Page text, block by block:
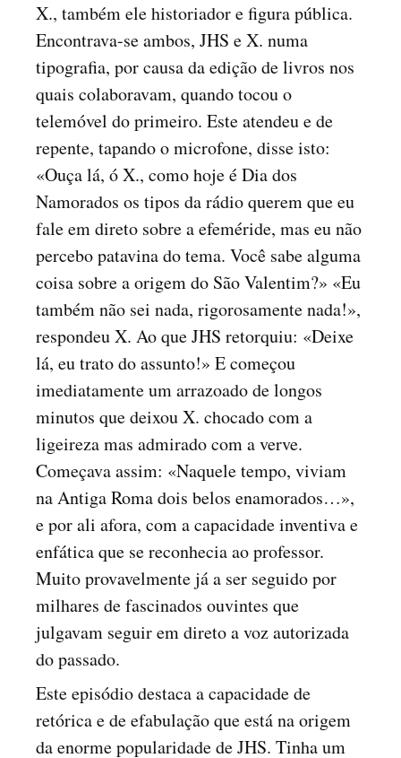
X., também ele historiador e figura pública.
Encontrava-se ambos, JHS e X. numa
tipografia, por causa da edição de livros nos
quais colaboravam, quando tocou o
telemóvel do primeiro. Este atendeu e de
repente, tapando o microfone, disse isto:
«Ouça lá, ó X., como hoje é Dia dos
Namorados os tipos da rádio querem que eu
fale em direto sobre a efeméride, mas eu não
percebo patavina do tema. Você sabe alguma
coisa sobre a origem do São Valentim?» «Eu
também não sei nada, rigorosamente nada!»,
respondeu X. Ao que JHS retorquiu: «Deixe
lá, eu trato do assunto!» E começou
imediatamente um arrazoado de longos
minutos que deixou X. chocado com a
ligeireza mas admirado com a verve.
Começava assim: «Naquele tempo, viviam
na Antiga Roma dois belos enamorados…»,
e por ali afora, com a capacidade inventiva e
enfática que se reconhecia ao professor.
Muito provavelmente já a ser seguido por
milhares de fascinados ouvintes que
julgavam seguir em direto a voz autorizada
do passado.
Este episódio destaca a capacidade de
retórica e de efabulação que está na origem
da enorme popularidade de JHS. Tinha um